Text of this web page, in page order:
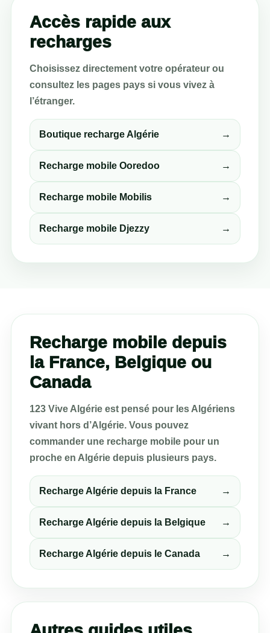
Accès rapide aux
recharges
Choisissez directement votre opérateur ou
consultez les pages pays si vous vivez à
l’étranger.
Boutique recharge Algérie →
Recharge mobile Ooredoo →
Recharge mobile Mobilis →
Recharge mobile Djezzy →
Recharge mobile depuis
la France, Belgique ou
Canada
123 Vive Algérie est pensé pour les Algériens
vivant hors d’Algérie. Vous pouvez
commander une recharge mobile pour un
proche en Algérie depuis plusieurs pays.
Recharge Algérie depuis la France →
Recharge Algérie depuis la Belgique →
Recharge Algérie depuis le Canada →